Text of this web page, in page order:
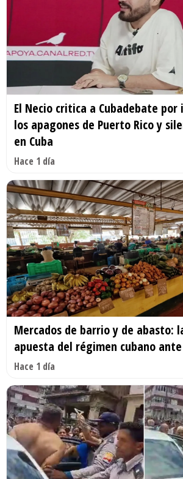
El Necio critica a Cubadebate
los apagones de Puerto Rico y
en Cuba
Hace 1 día
Mercados de barrio y de abasto:
apuesta del régimen cubano ante
Hace 1 día